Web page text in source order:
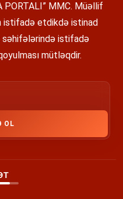
PORTALI” MMC. Müəllif
istifadə etdikdə istinad
istifadə
mütləqdir.
OL